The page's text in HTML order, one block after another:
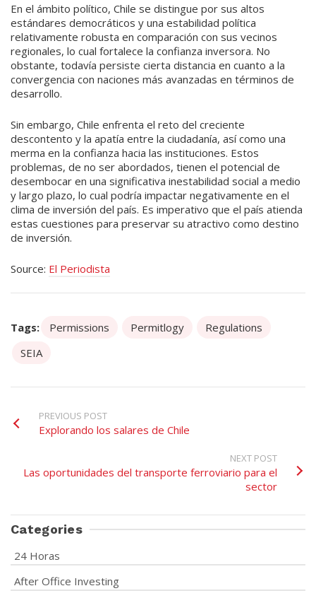
En el ámbito político, Chile se distingue por sus altos
estándares democráticos y una estabilidad política
relativamente robusta en comparación con sus vecinos
regionales, lo cual fortalece la confianza inversora. No
obstante, todavía persiste cierta distancia en cuanto a la
convergencia con naciones más avanzadas en términos de
desarrollo.
Sin embargo, Chile enfrenta el reto del creciente
descontento y la apatía entre la ciudadanía, así como una
merma en la confianza hacia las instituciones. Estos
problemas, de no ser abordados, tienen el potencial de
desembocar en una significativa inestabilidad social a medio
y largo plazo, lo cual podría impactar negativamente en el
clima de inversión del país. Es imperativo que el país atienda
estas cuestiones para preservar su atractivo como destino
de inversión.
Source: El Periodista
Tags: Permissions Permitlogy
Regulations
SEIA
PREVIOUS POST
Explorando los salares de Chile
NEXT POST
Las oportunidades del transporte ferroviario para el
sector
Categories
24 Horas
After Office Investing